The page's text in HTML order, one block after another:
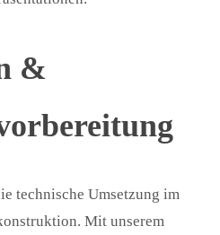
&
technische Umsetzung im
Mit unserem